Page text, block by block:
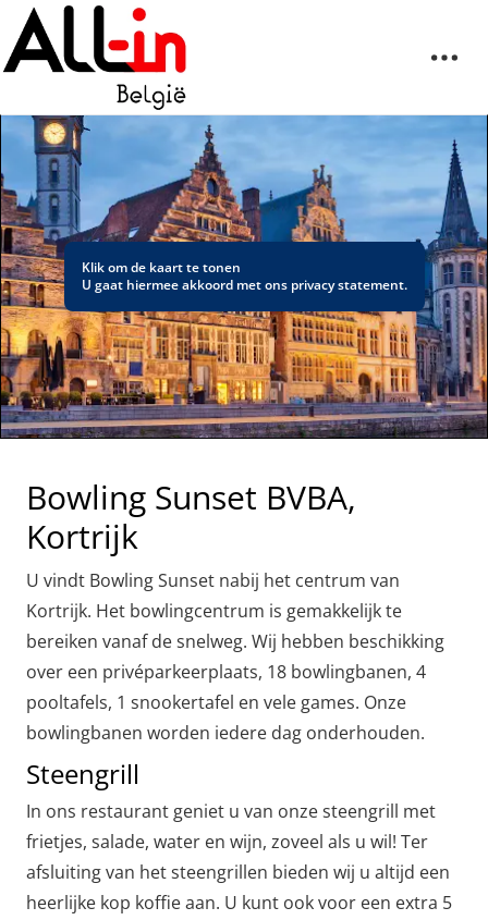
Klik om de kaart te tonen
U gaat hiermee akkoord met ons privacy statement.
Bowling Sunset BVBA,
Kortrijk
U vindt Bowling Sunset nabij het centrum van
Kortrijk. Het bowlingcentrum is gemakkelijk te
bereiken vanaf de snelweg. Wij hebben beschikking
over een privéparkeerplaats, 18 bowlingbanen, 4
pooltafels, 1 snookertafel en vele games. Onze
bowlingbanen worden iedere dag onderhouden.
Steengrill
In ons restaurant geniet u van onze steengrill met
frietjes, salade, water en wijn, zoveel als u wil! Ter
afsluiting van het steengrillen bieden wij u altijd een
heerlijke kop koffie aan. U kunt ook voor een extra 5